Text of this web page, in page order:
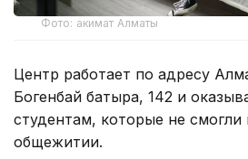
Фото: акимат Алматы
Центр работает по адресу
Богенбай батыра, 142 и
студентам, которые не смогли
общежитии.